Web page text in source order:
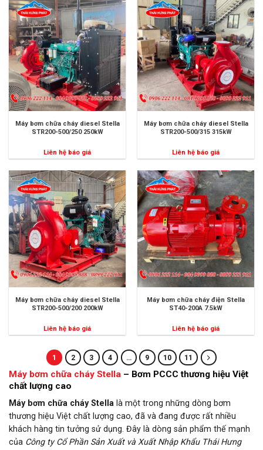
Máy bơm chữa cháy diesel Stella
STR200-500/250 250kW
Liên hệ báo giá
Máy bơm chữa cháy diesel Stella
STR200-500/315 315kW
Liên hệ báo giá
Máy bơm chữa cháy diesel Stella
STR200-500/200 200kW
Liên hệ báo giá
Máy bơm chữa cháy điện Stella
ST40-200A 7.5kW
Liên hệ báo giá
1 2 3 4 … 9 10 11
Máy bơm chữa cháy Stella – Bơm PCCC thương hiệu Việt
chất lượng cao
Máy bơm chữa cháy Stella là một trong những dòng bơm
thương hiệu Việt chất lượng cao, đã và đang được rất nhiều
khách hàng tin tưởng sử dụng. Đây là dòng sản phẩm thế mạnh
của Công ty Cổ Phần Sản Xuất và Xuất Nhập Khẩu Thái Hưng